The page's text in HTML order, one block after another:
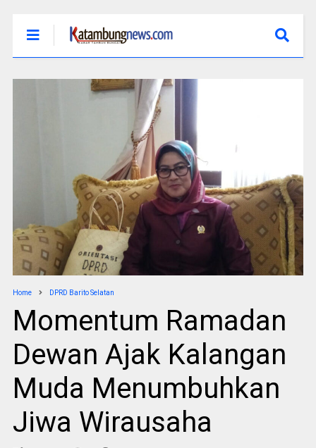
Home DPRD Barito Selatan
Momentum Ramadan
Dewan Ajak Kalangan
Muda Menumbuhkan
Jiwa Wirausaha